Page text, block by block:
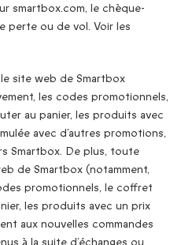
smartbox.com, le chèque-
perte ou de vol. Voir les
site web de Smartbox
les codes promotionnels,
au panier, les produits avec
avec d’autres promotions,
Smartbox. De plus, toute
de Smartbox (notamment,
promotionnels, le coffret
les produits avec un prix
aux nouvelles commandes